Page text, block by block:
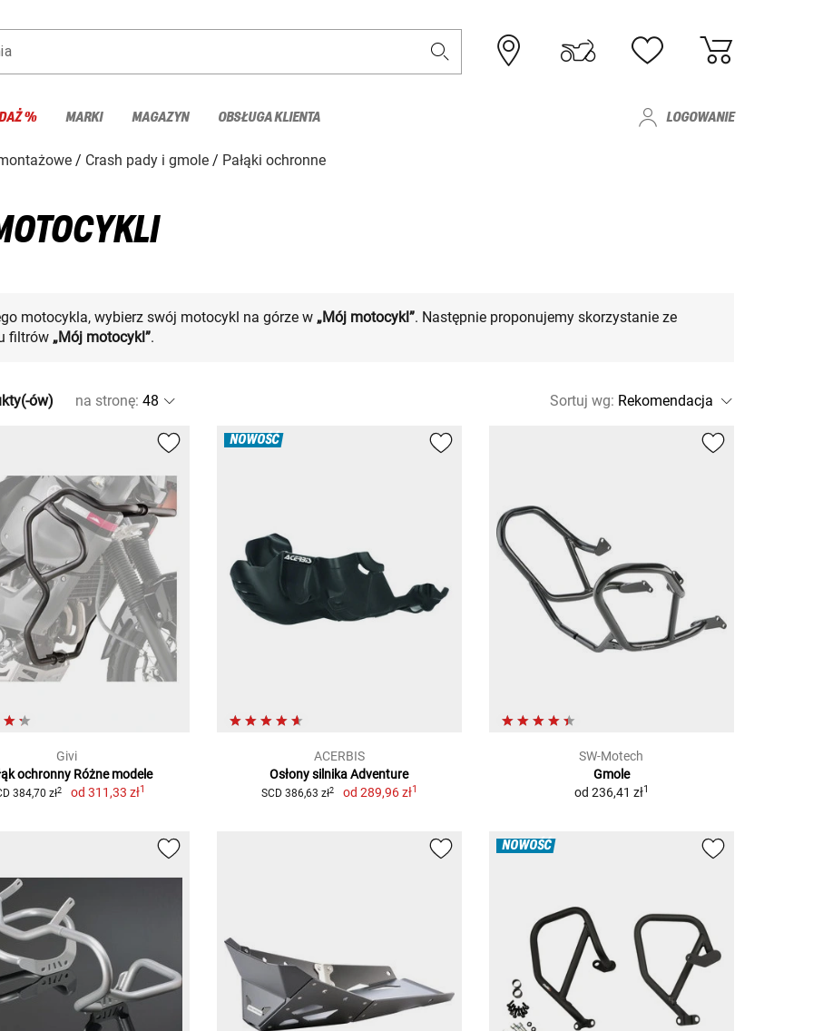
% MARKI MAGAZYN OBSŁUGA KLIENTA LOGOWANIE
Crash pady i gmole Pałąki ochronne
motocykla, wybierz swój motocykl na górze w „Mój motocykl”. Następnie proponujemy skorzystanie ze
filtrów „Mój motocykl”.
ów) na stronę: Sortuj wg:
Givi
ochronny Różne modele
384,70 zł2 od 311,33 zł1
NOWOŚĆ
ACERBIS
Osłony silnika Adventure
SCD 386,63 zł2 od 289,96 zł1
SW-Motech
Gmole
od 236,41 zł1
NOWOŚĆ